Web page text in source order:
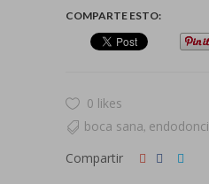
COMPARTE ESTO:
0 likes
boca sana,
Compartir